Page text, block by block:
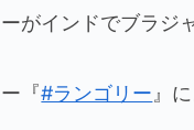
がインドでブラジ
『#ランゴリー 』